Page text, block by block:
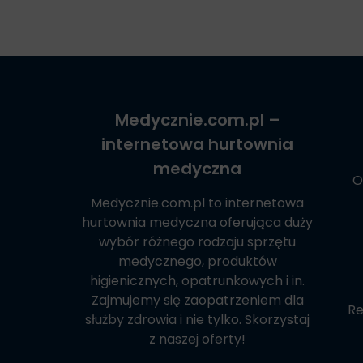
Medycznie.com.pl –
internetowa hurtownia
medyczna
Medycznie.com.pl to internetowa
hurtownia medyczna oferująca duży
wybór różnego rodzaju sprzętu
medycznego, produktów
higienicznych, opatrunkowych i in.
Zajmujemy się zaopatrzeniem dla
służby zdrowia i nie tylko. Skorzystaj
z naszej oferty!